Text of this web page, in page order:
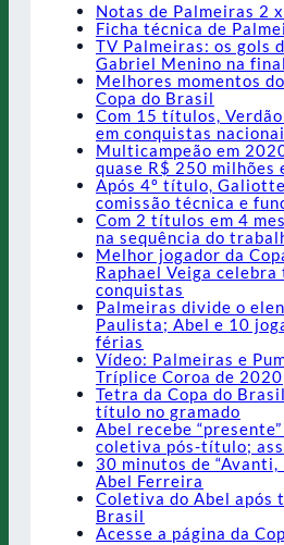
Notas de Palmeiras 2
Ficha técnica de
TV Palmeiras: os gols
Gabriel Menino na final
Melhores momentos
Copa do Brasil
Com 15 títulos,
em conquistas
Multicampeão em
quase R$ 250 milhões
Após 4º título,
comissão técnica e
Com 2 títulos em 4
na sequência do
Melhor jogador da
Raphael Veiga celebra
conquistas
Palmeiras divide o
Paulista; Abel e 10
férias
Vídeo: Palmeiras e
Tríplice Coroa de 2020
Tetra da Copa do
título no gramado
Abel recebe
coletiva pós-título;
30 minutos de “Avanti,
Abel Ferreira
Coletiva do Abel após
Brasil
Acesse a página da